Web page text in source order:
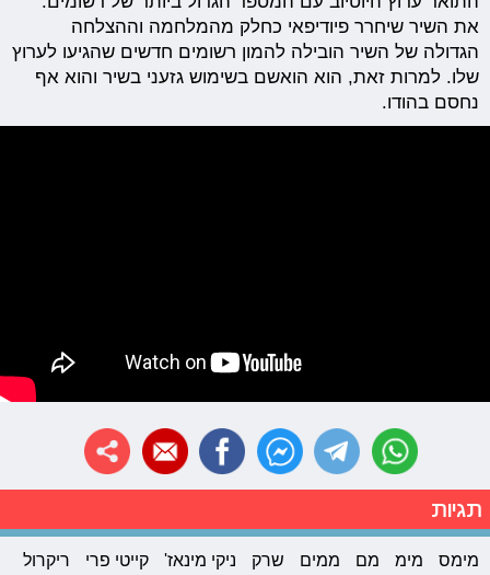
את השיר שיחרר פיודיפאי כחלק מהמלחמה וההצלחה
הגדולה של השיר הובילה להמון רשומים חדשים שהגיעו לערוץ
שלו. למרות זאת, הוא הואשם בשימוש גזעני בשיר והוא אף
נחסם בהודו.
תגיות
מימס מימ מם ממים שרק ניקי מינאז' קייטי פרי ריקרול